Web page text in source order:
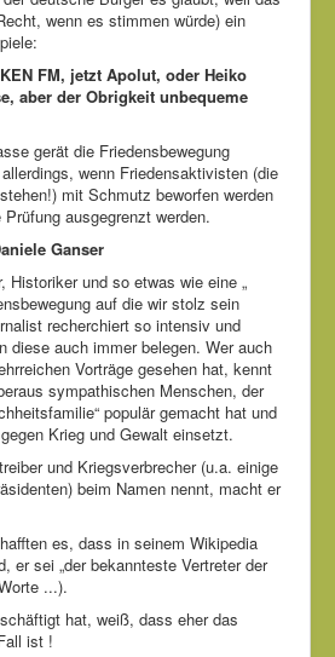
wenn es stimmen würde) ein
FM, jetzt Apolut, oder Heiko
aber der Obrigkeit unbequeme
gerät die Friedensbewegung
wenn Friedensaktivisten (die
mit Schmutz beworfen werden
ausgegrenzt werden.
Ganser
Historiker und so etwas wie eine „
auf die wir stolz sein
recherchiert so intensiv und
diese auch immer belegen. Wer auch
Vorträge gesehen hat, kennt
sympathischen Menschen, der
populär gemacht hat und
Krieg und Gewalt einsetzt.
und Kriegsverbrecher (u.a. einige
beim Namen nennt, macht er
es, dass in seinem Wikipedia
er sei „der bekannteste Vertreter der
...).
hat, weiß, dass eher das
ist !